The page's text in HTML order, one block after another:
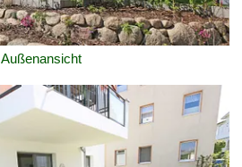
Außenansicht